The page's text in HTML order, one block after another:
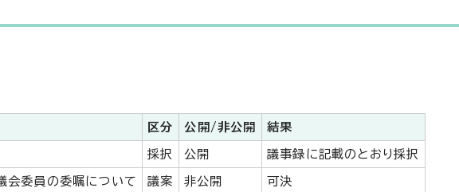
区分 公開/非公開 結果
採択 公開 議事録に記載のとおり採択
会委員の委嘱について 議案 非公開 可決